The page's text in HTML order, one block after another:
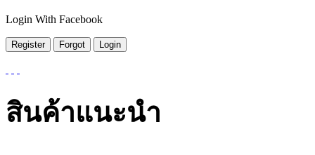
Login With Facebook
สินค้าแนะนำ